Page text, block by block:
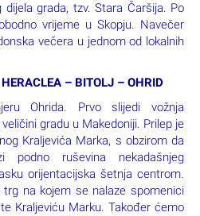
grada, tzv. Stara Čaršija. Po
vrijeme u Skopju. Navečer
večera u jednom od lokalnih
– BITOLJ – OHRID
Ohrida. Prvo slijedi vožnja
gradu u Makedoniji. Prilep je
Kraljevića Marka, s obzirom da
ruševina nekadašnjeg
orijentacijska šetnja centrom.
na kojem se nalaze spomenici
Kraljeviću Marku. Također ćemo